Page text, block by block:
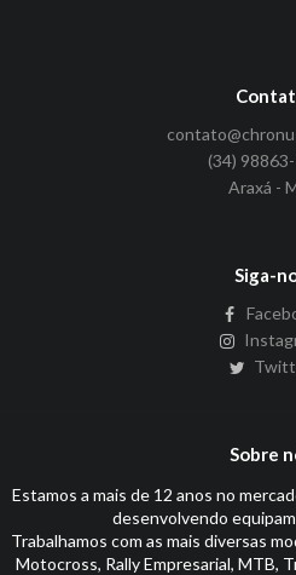
(34)
Araxá -
Siga-
Sobre
Estamos a mais de 12 anos no
desenvolvendo
Trabalhamos com as mais diversas
Motocross, Rally Empresarial, MTB,